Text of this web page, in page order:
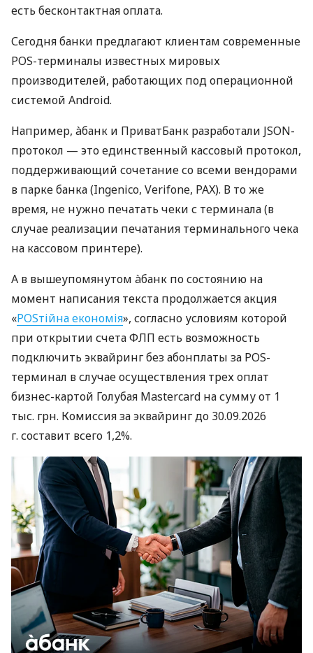
есть бесконтактная оплата.
Сегодня банки предлагают клиентам современные
POS-терминалы известных мировых
производителей, работающих под операционной
системой Android.
Например, àбанк и ПриватБанк разработали JSON-
протокол — это единственный кассовый протокол,
поддерживающий сочетание со всеми вендорами
в парке банка (Ingenico, Verifone, PAX). В то же
время, не нужно печатать чеки с терминала (в
случае реализации печатания терминального чека
на кассовом принтере).
А в вышеупомянутом àбанк по состоянию на
момент написания текста продолжается акция
«POSтійна економія», согласно условиям которой
при открытии счета ФЛП есть возможность
подключить эквайринг без абонплаты за POS-
терминал в случае осуществления трех оплат
бизнес-картой Голубая Mastercard на сумму от 1
тыс. грн. Комиссия за эквайринг до 30.09.2026
г. составит всего 1,2%.